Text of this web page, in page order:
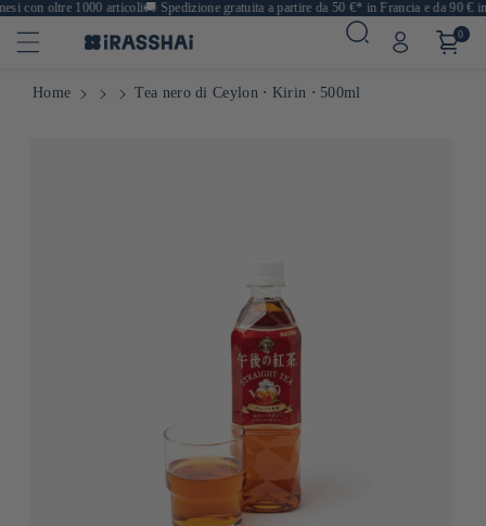
con oltre 1000 articoli🚚Spedizione gratuita a partire da 50 €* in Francia e da 90 € in
0
Home Tea nero di Ceylon ⋅ Kirin ⋅ 500ml